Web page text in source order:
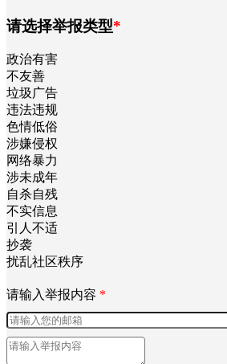
请选择举报类型*
政治有害
不友善
垃圾广告
违法违规
色情低俗
涉嫌侵权
网络暴力
涉未成年
自杀自残
不实信息
引人不适
抄袭
扰乱社区秩序
请输入举报内容 *